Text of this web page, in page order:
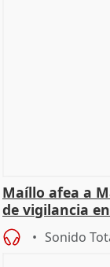
Maíllo afea a
de vigilancia
Sonido